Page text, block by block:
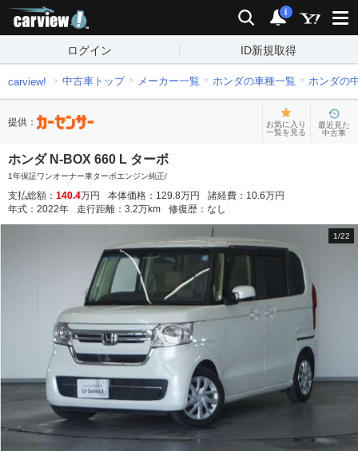
検索 通知
i
ログイン ID新規取得
carview! 中古車トップ メーカー一覧 ホンダの車種一覧 ホンダの
提供：
お気に入り
一覧を見る
最近見た
中古車
ホンダ N-BOX 660 L ターボ
1年保証ワンオーナー車ターボエンジン純正/
支払総額： 140.4万円 本体価格： 129.8万円 諸経費： 10.6万円
年式： 2022年 走行距離： 3.2万km 修復歴： なし
1/22